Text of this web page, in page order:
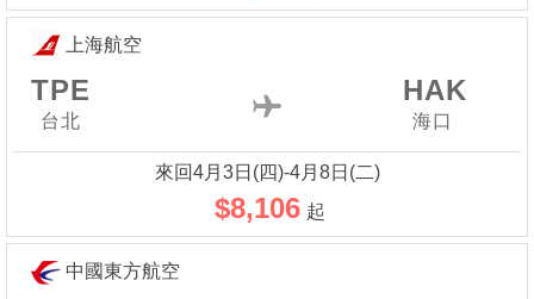
上海航空
TPE
台北
HAK
海口
來回4月3日(四)-4月8日(二)
$8,106 起
中國東方航空